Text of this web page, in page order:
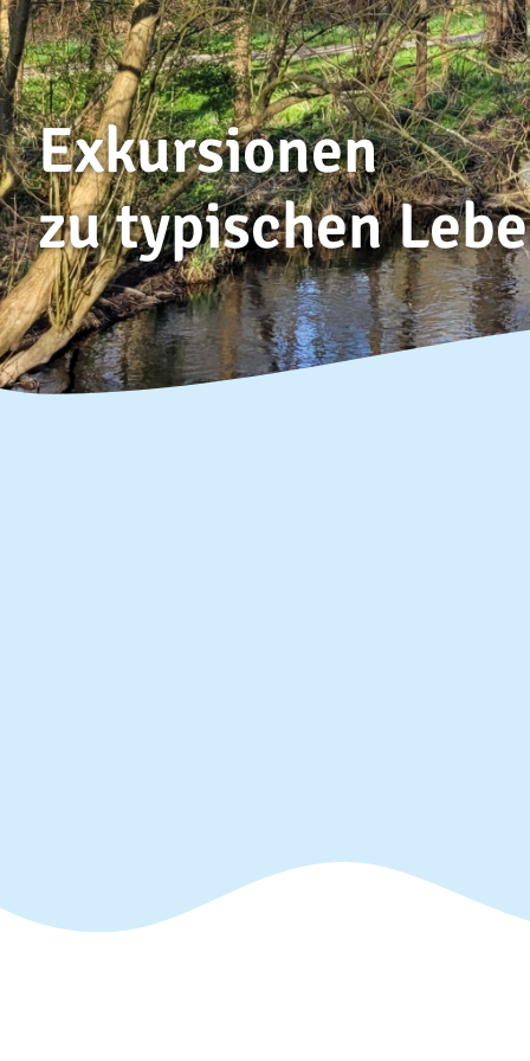
Exkursionen
zu typischen